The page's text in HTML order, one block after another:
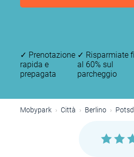
✓ Prenotazione
rapida e
prepagata
✓ Risparmiate
al 60% sul
parcheggio
Mobypark Città Berlino